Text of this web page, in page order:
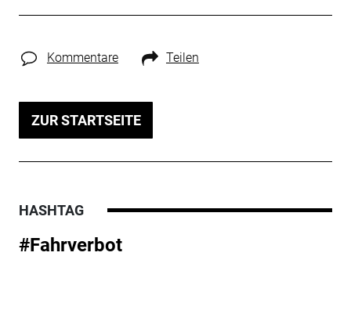
Kommentare Teilen
ZUR STARTSEITE
HASHTAG
#Fahrverbot